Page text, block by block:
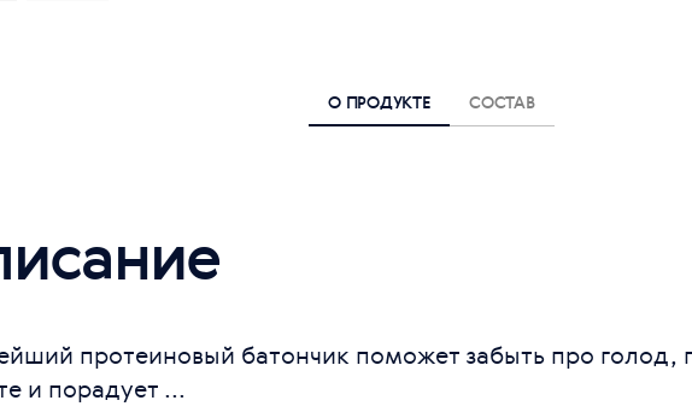
О ПРОДУКТЕ СОСТАВ
протеиновый батончик поможет забыть про голод,
и порадует ...